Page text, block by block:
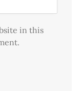
in this